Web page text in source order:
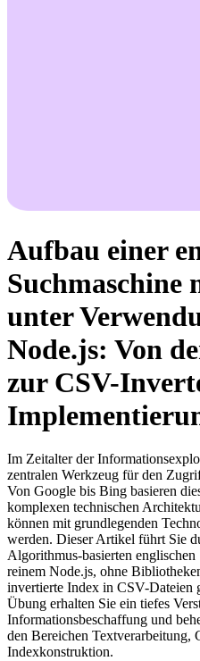
Aufbau einer
Suchmaschine
unter
Node.js: Von
zur CSV-
Im Zeitalter der
zentralen Werkzeug für den
Von Google bis Bing basieren
komplexen technischen
können mit grundlegenden
werden. Dieser Artikel führt Sie
Algorithmus-basierten
reinem Node.js, ohne
invertierte Index in CSV-Dateien
Übung erhalten Sie ein tiefes
Informationsbeschaffung und
den Bereichen Textverarbeitung,
Indexkonstruktion.